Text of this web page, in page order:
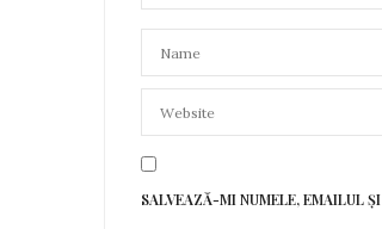
SALVEAZĂ-MI NUMELE, EMAILUL